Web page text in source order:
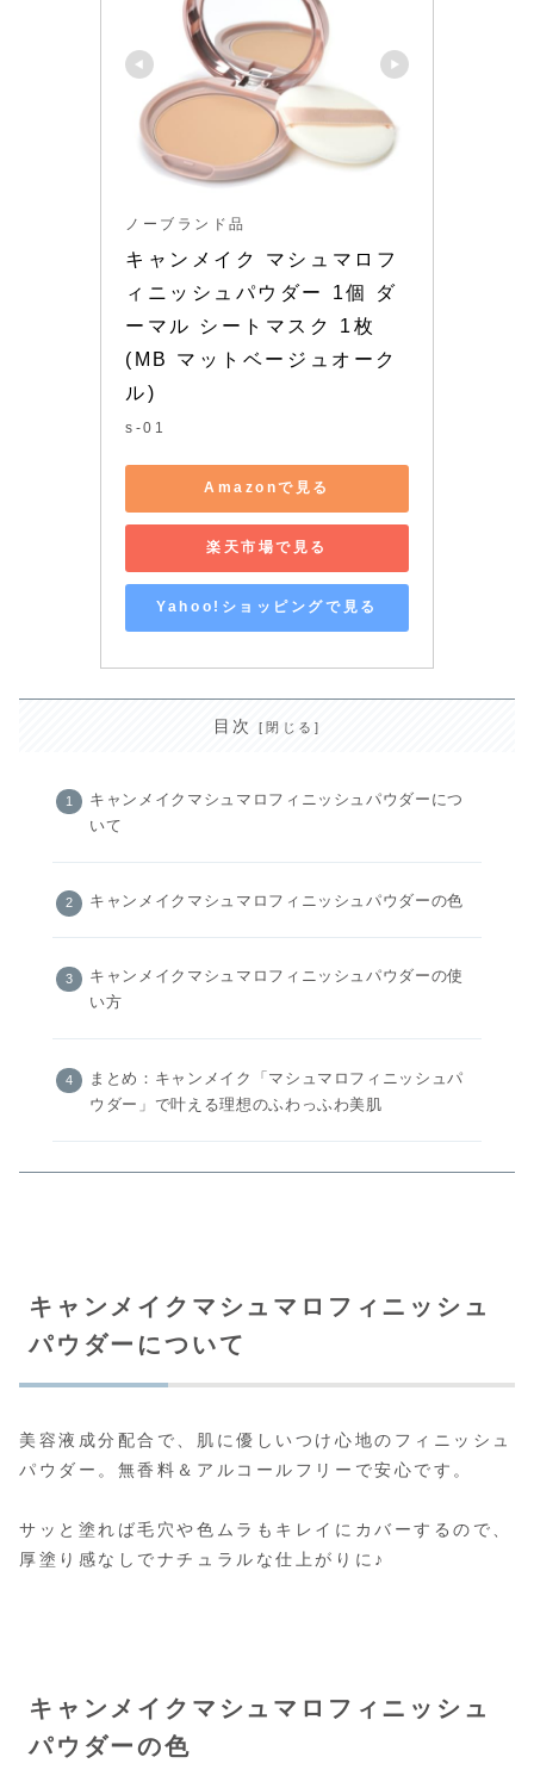
ノーブランド品
キャンメイク マシュマロフ
ィニッシュパウダー 1個 ダ
ーマル シートマスク 1枚
(MB マットベージュオーク
ル)
s-01
Amazonで見る
楽天市場で見る
Yahoo!ショッピングで見る
目次
キャンメイクマシュマロフィニッシュパウダーにつ
いて
キャンメイクマシュマロフィニッシュパウダーの色
キャンメイクマシュマロフィニッシュパウダーの使
い方
まとめ：キャンメイク「マシュマロフィニッシュパ
ウダー」で叶える理想のふわっふわ美肌
キャンメイクマシュマロフィニッシュ
パウダーについて
美容液成分配合で、肌に優しいつけ心地のフィニッシュ
パウダー。無香料＆アルコールフリーで安心です。
サッと塗れば毛穴や色ムラもキレイにカバーするので、
厚塗り感なしでナチュラルな仕上がりに♪
キャンメイクマシュマロフィニッシュ
パウダーの色